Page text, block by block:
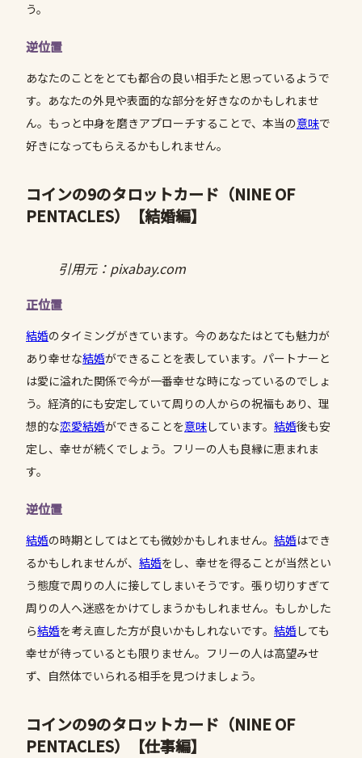
う。
逆位置
あなたのことをとても都合の良い相手たと思っているようで
す。あなたの外見や表面的な部分を好きなのかもしれませ
ん。もっと中身を磨きアプローチすることで、本当の意味で
好きになってもらえるかもしれません。
コインの9のタロットカード（NINE OF
PENTACLES）
【結婚編】
引用元：pixabay.com
正位置
結婚のタイミングがきています。今のあなたはとても魅力が
あり幸せな結婚ができることを表しています。パートナーと
は愛に溢れた関係で今が一番幸せな時になっているのでしょ
う。経済的にも安定していて周りの人からの祝福もあり、理
想的な恋愛結婚ができることを意味しています。 結婚後も安
定し、幸せが続くでしょう。フリーの人も良縁に恵まれま
す。
逆位置
結婚の時期としてはとても微妙かもしれません。 結婚はでき
るかもしれませんが、 結婚をし、幸せを得ることが当然とい
う態度で周りの人に接してしまいそうです。張り切りすぎて
周りの人へ迷惑をかけてしまうかもしれません。もしかした
ら結婚を考え直した方が良いかもしれないです。 結婚しても
幸せが待っているとも限りません。フリーの人は高望みせ
ず、自然体でいられる相手を見つけましょう。
コインの9のタロットカード（NINE OF
PENTACLES）
【仕事編】